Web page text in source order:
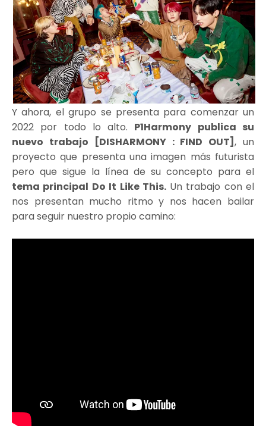
Y ahora, el grupo se presenta para comenzar un
2022 por todo lo alto. P1Harmony publica su
nuevo trabajo
[DISHARMONY : FIND OUT], un
proyecto que presenta una imagen más futurista
pero que sigue la línea de su concepto para el
tema principal Do It Like This. Un trabajo con el
nos presentan mucho ritmo y nos hacen bailar
para seguir nuestro propio camino: